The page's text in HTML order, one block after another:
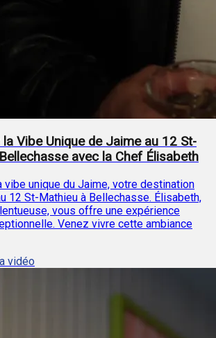
la Vibe Unique de Jaime au 12 St-
avec la Chef Élisabeth
vibe unique du Jaime, votre destination
12 St-Mathieu à Bellechasse. Élisabeth,
vous offre une expérience
Venez vivre cette ambiance
vidéo